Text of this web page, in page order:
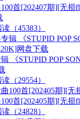
首[202407期][无损
读（45383）
《STUPID POP
读（29554）
首[202405期][无损
读（24828）